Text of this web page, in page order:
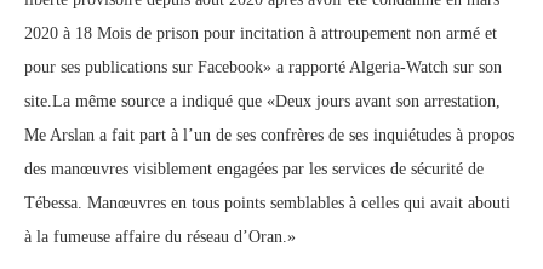
2020 à 18 Mois de prison pour incitation à attroupement non armé et
pour ses publications sur Facebook» a rapporté Algeria-Watch sur son
site.La même source a indiqué que «Deux jours avant son arrestation,
Me Arslan a fait part à l’un de ses confrères de ses inquiétudes à propos
des manœuvres visiblement engagées par les services de sécurité de
Tébessa. Manœuvres en tous points semblables à celles qui avait abouti
à la fumeuse affaire du réseau d’Oran.»